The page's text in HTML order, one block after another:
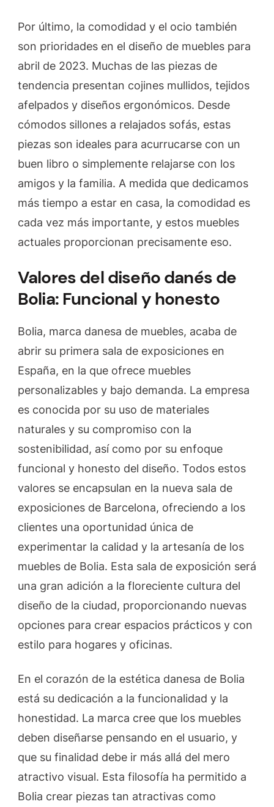
Por último, la comodidad y el ocio también
son prioridades en el diseño de muebles para
abril de 2023. Muchas de las piezas de
tendencia presentan cojines mullidos, tejidos
afelpados y diseños ergonómicos. Desde
cómodos sillones a relajados sofás, estas
piezas son ideales para acurrucarse con un
buen libro o simplemente relajarse con los
amigos y la familia. A medida que dedicamos
más tiempo a estar en casa, la comodidad es
cada vez más importante, y estos muebles
actuales proporcionan precisamente eso.
Valores del diseño danés de
Bolia: Funcional y honesto
Bolia, marca danesa de muebles, acaba de
abrir su primera sala de exposiciones en
España, en la que ofrece muebles
personalizables y bajo demanda. La empresa
es conocida por su uso de materiales
naturales y su compromiso con la
sostenibilidad, así como por su enfoque
funcional y honesto del diseño. Todos estos
valores se encapsulan en la nueva sala de
exposiciones de Barcelona, ofreciendo a los
clientes una oportunidad única de
experimentar la calidad y la artesanía de los
muebles de Bolia. Esta sala de exposición será
una gran adición a la floreciente cultura del
diseño de la ciudad, proporcionando nuevas
opciones para crear espacios prácticos y con
estilo para hogares y oficinas.
En el corazón de la estética danesa de Bolia
está su dedicación a la funcionalidad y la
honestidad. La marca cree que los muebles
deben diseñarse pensando en el usuario, y
que su finalidad debe ir más allá del mero
atractivo visual. Esta filosofía ha permitido a
Bolia crear piezas tan atractivas como